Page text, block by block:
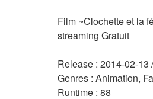
Film ~Clochette et la
streaming Gratuit
Release : 2014-02-13
Genres : Animation,
Runtime : 88